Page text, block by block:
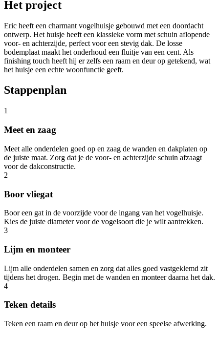
Het project
Eric heeft een charmant vogelhuisje gebouwd met een doordacht
ontwerp. Het huisje heeft een klassieke vorm met schuin aflopende
voor- en achterzijde, perfect voor een stevig dak. De losse
bodemplaat maakt het onderhoud een fluitje van een cent. Als
finishing touch heeft hij er zelfs een raam en deur op getekend, wat
het huisje een echte woonfunctie geeft.
Stappenplan
1
Meet en zaag
Meet alle onderdelen goed op en zaag de wanden en dakplaten op
de juiste maat. Zorg dat je de voor- en achterzijde schuin afzaagt
voor de dakconstructie.
2
Boor vliegat
Boor een gat in de voorzijde voor de ingang van het vogelhuisje.
Kies de juiste diameter voor de vogelsoort die je wilt aantrekken.
3
Lijm en monteer
Lijm alle onderdelen samen en zorg dat alles goed vastgeklemd zit
tijdens het drogen. Begin met de wanden en monteer daarna het dak.
4
Teken details
Teken een raam en deur op het huisje voor een speelse afwerking.